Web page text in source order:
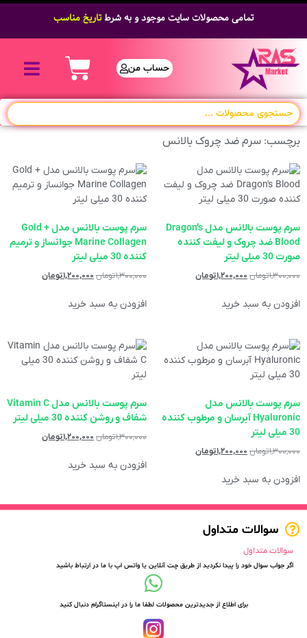
تمامی محصولات سایت موجود و به شرطتاریخ مناسب
حساب من
برچسب: سرم ضد چروک بالانس
سرم پوست بالانس مدل Dragon’s
Blood ضد چروک و لیفت کننده
صورت 30 میلی لیتر
۱,۳۰۰,۰۰۰تومان ۱,۲۰۰,۰۰۰تومان
افزودن به سبد خرید
سرم پوست بالانس مدل Gold +
Marine Collagen جوانساز و ترمیم
کننده 30 میلی لیتر
۱,۳۰۰,۰۰۰تومان ۱,۲۰۰,۰۰۰تومان
افزودن به سبد خرید
سرم پوست بالانس مدل
Hyaluronic آبرسان و مرطوب کننده
30 میلی لیتر
۱,۳۰۰,۰۰۰تومان ۱,۲۰۰,۰۰۰تومان
افزودن به سبد خرید
سرم پوست بالانس مدل Vitamin C
شفاف و روشن کننده 30 میلی لیتر
۱,۳۰۰,۰۰۰تومان ۱,۲۰۰,۰۰۰تومان
افزودن به سبد خرید
سوالات متداول
سوالات متداول
اگر جواب سوال خود را پیدا نکردید از طریق چت آنلاین یا واتس اپ با ما در ارتباط باشید
برای اطلاع از جدیدترین محصولات لطفا ما را در اینستاگرام دنبال کنید